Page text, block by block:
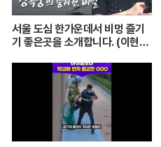
서울 도심 한가운데서 비멍 즐기
기 좋은곳을 소개합니다. (이현주
길] 240705(금)